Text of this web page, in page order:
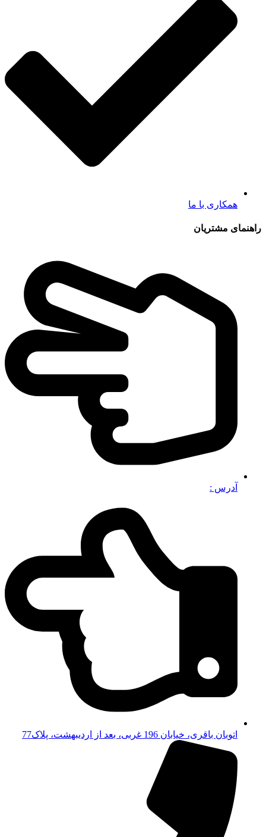
همکاری با ما
راهنمای مشتریان
آدرس :
اتوبان باقری، خیابان 196 غربی، بعد از اردیبهشت، پلاک77